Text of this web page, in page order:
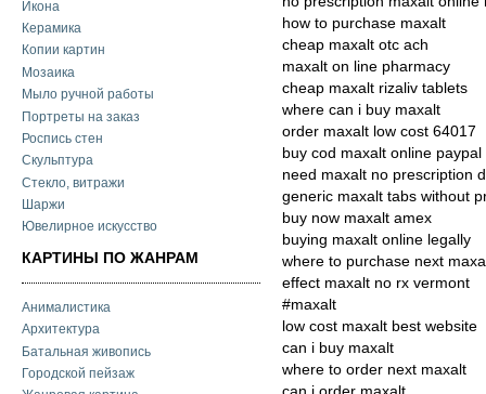
Икона
Керамика
Копии картин
Мозаика
Мыло ручной работы
Портреты на заказ
Роспись стен
Скульптура
Стекло, витражи
Шаржи
Ювелирное искусство
КАРТИНЫ ПО ЖАНРАМ
Анималистика
Архитектура
Батальная живопись
Городской пейзаж
how to purchase maxalt
cheap maxalt otc ach
maxalt on line pharmacy
cheap maxalt rizaliv tablets
where can i buy maxalt
order maxalt low cost 64017
buy cod maxalt online paypal
need maxalt no prescription
generic maxalt tabs without
buy now maxalt amex
buying maxalt online legally
where to purchase next
effect maxalt no rx vermont
#maxalt
low cost maxalt best website
can i buy maxalt
where to order next maxalt